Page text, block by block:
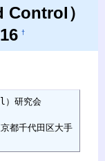
Control）
†
研究会
都千代田区大手